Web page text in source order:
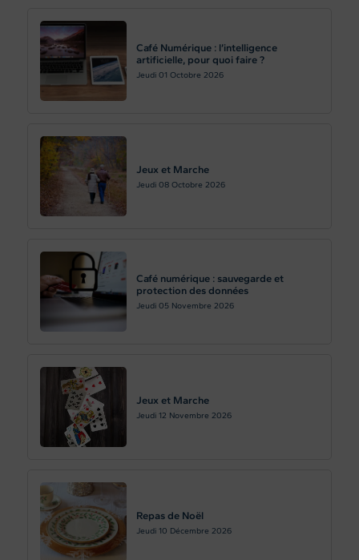
Café Numérique : l’intelligence
artificielle, pour quoi faire ?
Jeudi 01 Octobre 2026
Jeux et Marche
Jeudi 08 Octobre 2026
Café numérique : sauvegarde et
protection des données
Jeudi 05 Novembre 2026
Jeux et Marche
Jeudi 12 Novembre 2026
Repas de Noël
Jeudi 10 Décembre 2026